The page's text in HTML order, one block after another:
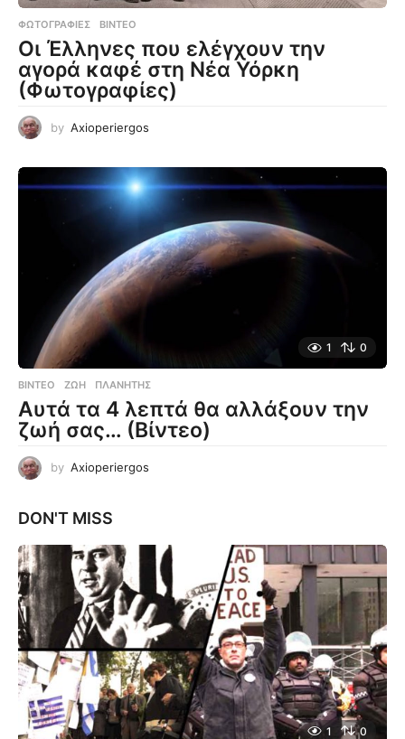
ΦΩΤΟΓΡΑΦΊΕΣ ,ΒΊΝΤΕΟ
Οι Έλληνες που ελέγχουν την
αγορά καφέ στη Νέα Υόρκη
(Φωτογραφίες)
by Axioperiergos
1 0
ΒΊΝΤΕΟ ΖΩΉ ,ΠΛΑΝΉΤΗΣ
Αυτά τα 4 λεπτά θα αλλάξουν την
ζωή σας… (Βίντεο)
by Axioperiergos
DON'T MISS
1 0